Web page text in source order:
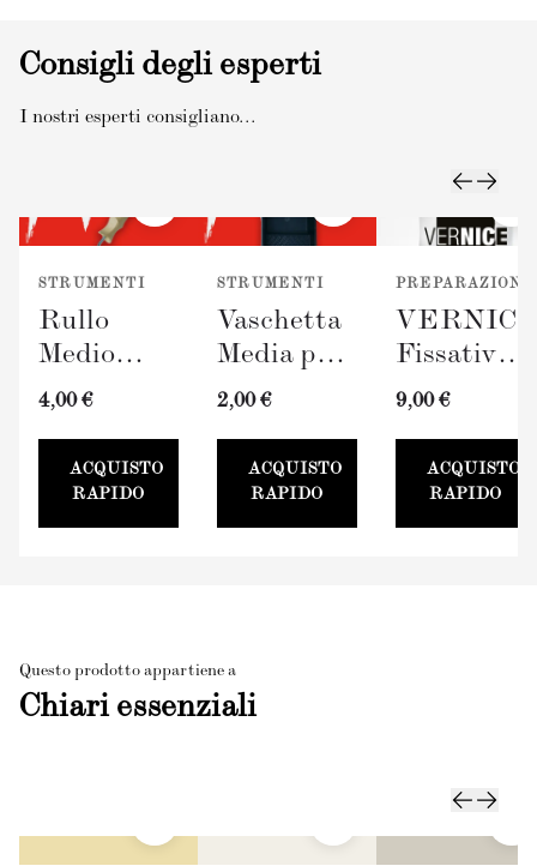
Consigli degli esperti
I nostri esperti consigliano...
STRUMENTI
Rullo
Medio
TERRAVERDE
4,00 €
ACQUISTO
RAPIDO
STRUMENTI
Vaschetta
Media per
Pittura
100mm
2,00 €
ACQUISTO
RAPIDO
PREPARAZIONE
Fissativo
(300ml)
9,00 €
ACQUISTO
RAPIDO
Questo prodotto appartiene a
Chiari essenziali